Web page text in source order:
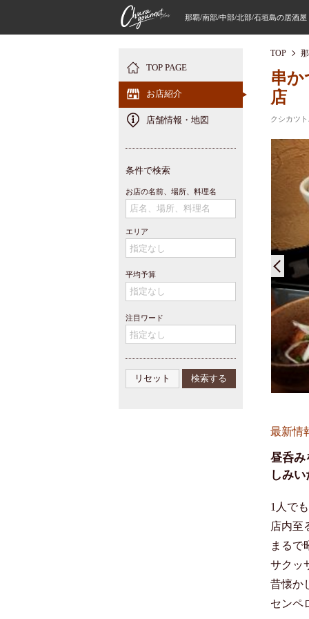
那覇/南部/中部/北部/石垣島の居酒
TOP
串
店
クシカツ
最新情
昼呑み
しみ
1人で
店内至
まるで
サクッ
昔懐か
センペ
TOP PAGE
お店紹介
店舗情報・地図
条件で検索
お店の名前、場所、料理名
エリア
平均予算
注目ワード